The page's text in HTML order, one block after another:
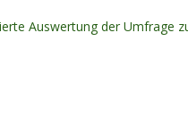
Auswertung der Umfrage